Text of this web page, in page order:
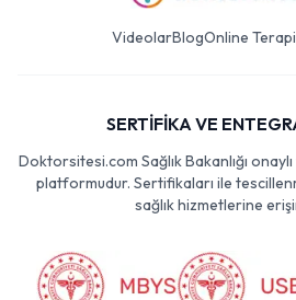
VideolarBlogOnline Terapi
SERTİFİKA VE
Doktorsitesi.com Sağlık Bakanlığı
platformudur. Sertifikaları ile
sağlık hizmetlerine